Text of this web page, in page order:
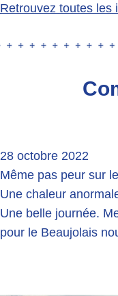
Retrouvez toutes les
28 octobre 2022
Même pas peur sur
Une chaleur
Une belle journée.
pour le Beaujolais